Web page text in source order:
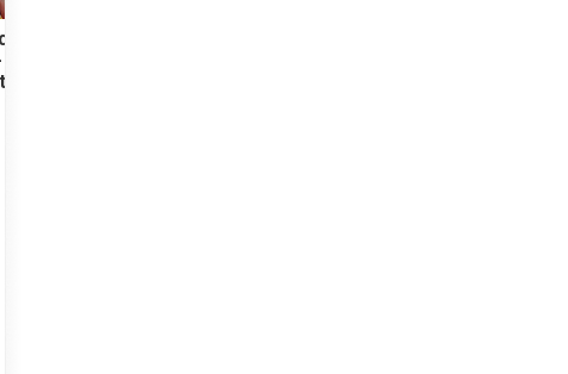
của
khen
vừa nhìn